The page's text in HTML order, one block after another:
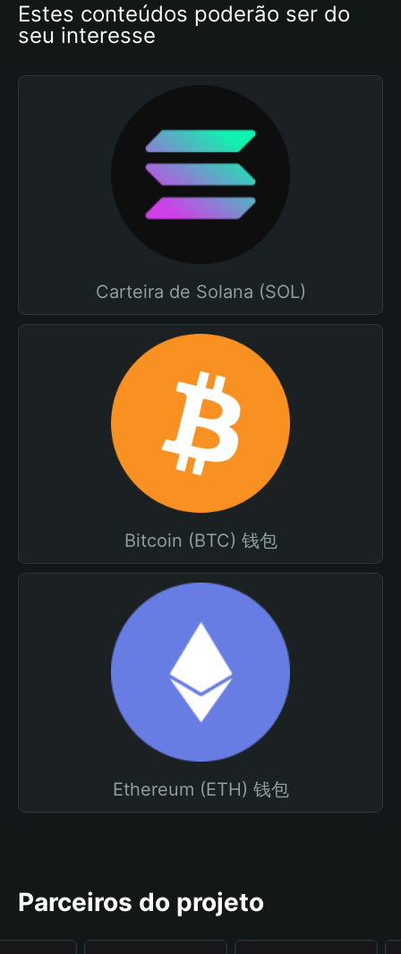
Estes conteúdos poderão ser do
seu interesse
Carteira de Solana (SOL)
Bitcoin (BTC) 钱包
Ethereum (ETH) 钱包
Parceiros do projeto